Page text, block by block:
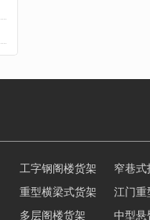
重型横梁式货架
江门
多层阁楼货架
中型悬